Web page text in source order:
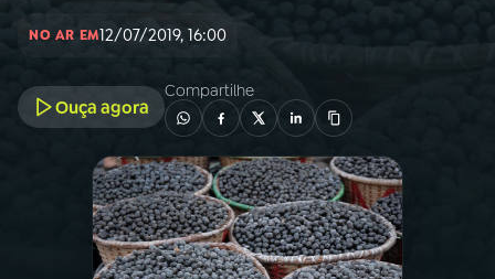
PROGRAMAS
NO AR EM12/07/2019, 16:00
Ouça agora
Compartilhe